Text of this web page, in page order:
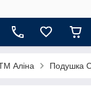
Аліна Подушка